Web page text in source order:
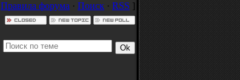
Правила форума · Поиск · RSS ]